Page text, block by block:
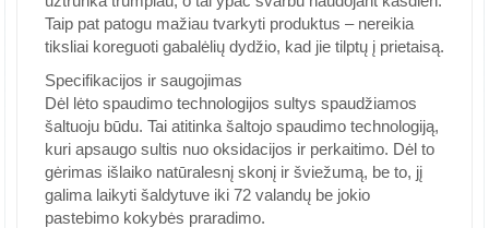
Taip pat patogu mažiau tvarkyti produktus – nereikia
tiksliai koreguoti gabalėlių dydžio, kad jie tilptų į prietaisą.
Specifikacijos ir saugojimas
Dėl lėto spaudimo technologijos sultys spaudžiamos
šaltuoju būdu. Tai atitinka šaltojo spaudimo technologiją,
kuri apsaugo sultis nuo oksidacijos ir perkaitimo. Dėl to
gėrimas išlaiko natūralesnį skonį ir šviežumą, be to, jį
galima laikyti šaldytuve iki 72 valandų be jokio
pastebimo kokybės praradimo.